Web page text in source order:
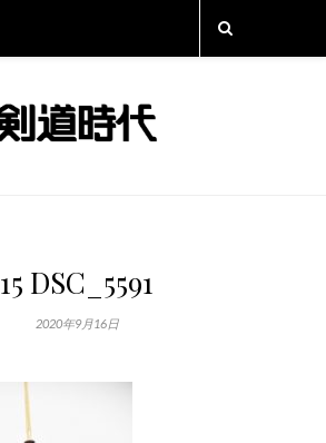
15 DSC_5591
2020年9月16日